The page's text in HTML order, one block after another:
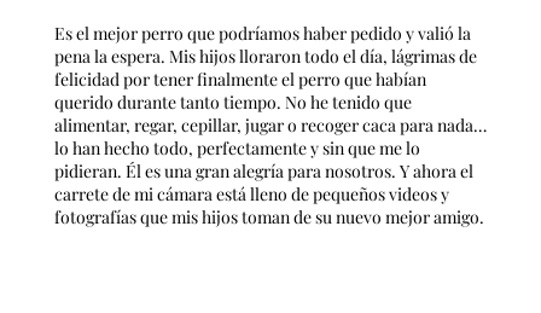
Es el mejor perro que podríamos haber pedido y valió la
pena la espera. Mis hijos lloraron todo el día, lágrimas de
felicidad por tener finalmente el perro que habían
querido durante tanto tiempo. No he tenido que
alimentar, regar, cepillar, jugar o recoger caca para nada…
lo han hecho todo, perfectamente y sin que me lo
pidieran. Él es una gran alegría para nosotros. Y ahora el
carrete de mi cámara está lleno de pequeños videos y
fotografías que mis hijos toman de su nuevo mejor amigo.